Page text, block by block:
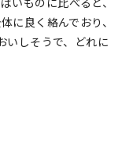
に良く絡んでおり、
いしそうで、どれに